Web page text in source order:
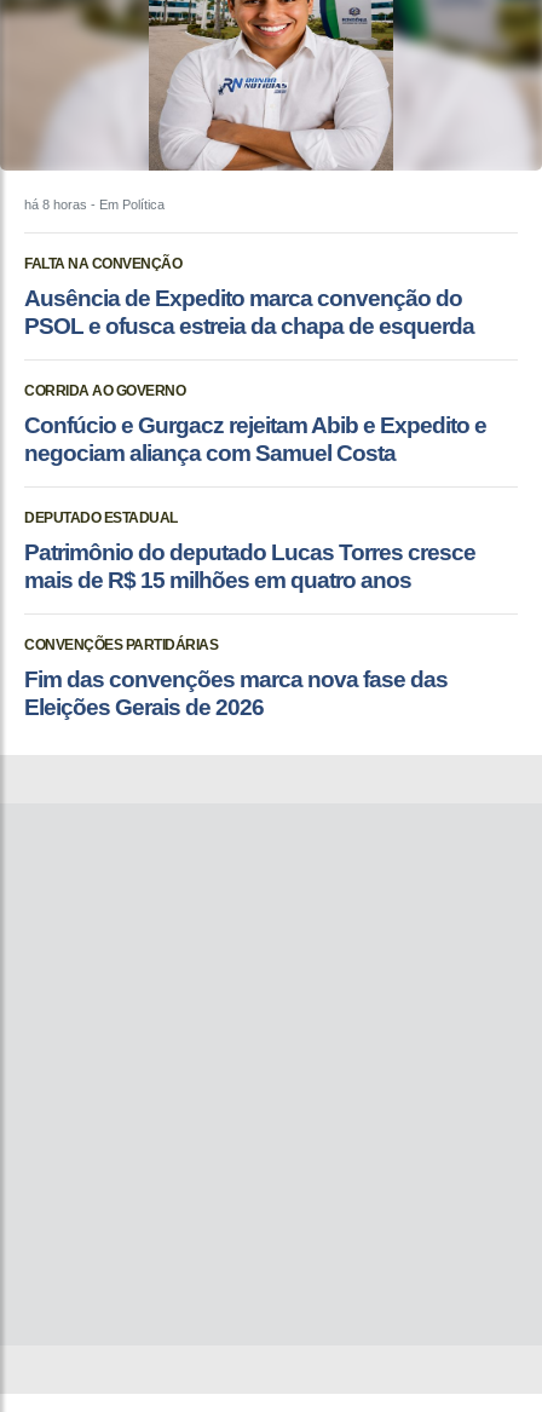
há 8 horas - Em Política
FALTA NA CONVENÇÃO
Ausência de Expedito marca convenção do
PSOL e ofusca estreia da chapa de esquerda
CORRIDA AO GOVERNO
Confúcio e Gurgacz rejeitam Abib e Expedito e
negociam aliança com Samuel Costa
DEPUTADO ESTADUAL
Patrimônio do deputado Lucas Torres cresce
mais de R$ 15 milhões em quatro anos
CONVENÇÕES PARTIDÁRIAS
Fim das convenções marca nova fase das
Eleições Gerais de 2026